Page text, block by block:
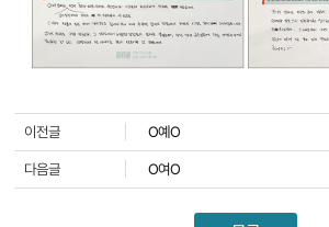
이전글 O예O
다음글 O여O